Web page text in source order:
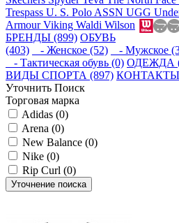
Trespass U. S. Polo ASSN UGG
ArmourViking Waldi Wilson
БРЕНДЫ (899) ОБУВЬ
(403)
- Женское (52) - Мужское
- Тактическая обувь (0) ОДЕЖДА
ВИДЫ СПОРТА (897) КОНТАКТЫ
Уточнить Поиск
Торговая марка
Adidas (0)
Arena (0)
New Balance (0)
Nike (0)
Rip Curl (0)
Уточнение поиска